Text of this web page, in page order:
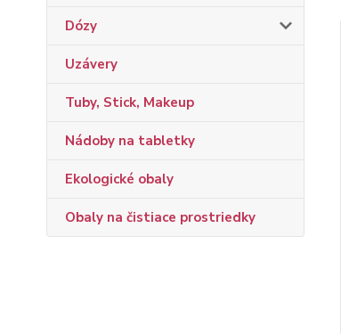
Dózy
Uzávery
Tuby, Stick, Makeup
Nádoby na tabletky
Ekologické obaly
Obaly na čistiace prostriedky